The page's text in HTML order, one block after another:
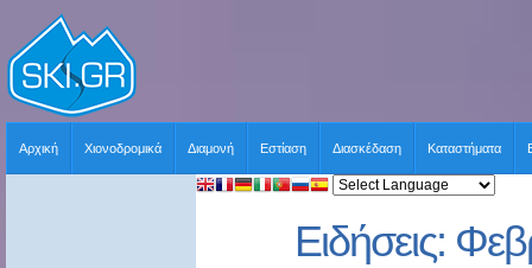
Αρχική Χιονοδρομικά Διαμονή Εστίαση Διασκέδαση Καταστήματα
Ειδήσεις: